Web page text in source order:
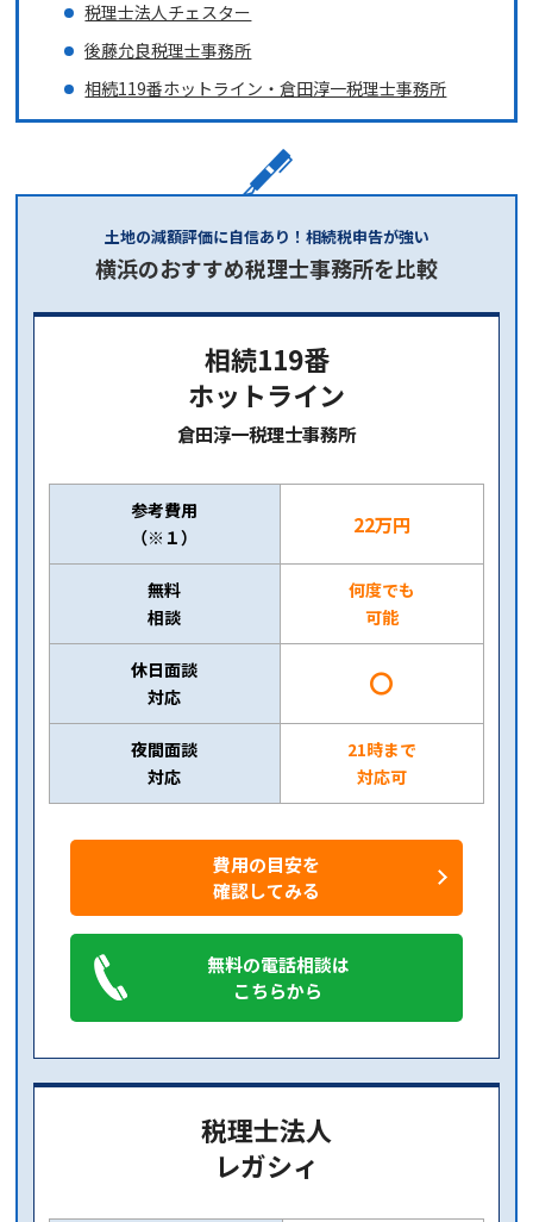
税理士法人チェスター
後藤允良税理士事務所
相続119番ホットライン・倉田淳一税理士事務所
土地の減額評価に自信あり！相続税申告が強い
横浜のおすすめ税理士事務所を比較
相続119番
ホットライン
倉田淳一税理士事務所
参考費用
（※１）
22万円
無料
相談
何度でも
可能
休日面談
対応
〇
夜間面談
対応
21時まで
対応可
費用の目安を
確認してみる
無料の電話相談は
こちらから
税理士法人
レガシィ